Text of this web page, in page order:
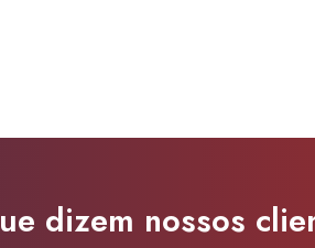
dizem nossos